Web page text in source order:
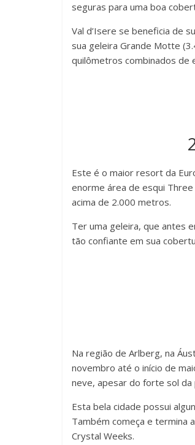
seguras para uma boa
Val d’Isere se beneficia de
sua geleira Grande Motte
quilômetros combinados de
Este é o maior resort da
enorme área de esqui
acima de 2.000 metros.
Ter uma geleira, que antes
tão confiante em sua
Na região de Arlberg, na
novembro até o início de
neve, apesar do forte sol da
Esta bela cidade possui
Também começa e termina
Crystal Weeks.